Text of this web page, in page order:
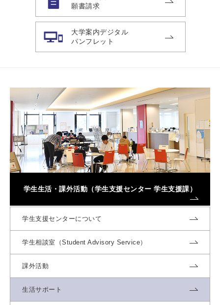
願書請求
大学案内デジタル
パンフレット
学生生活・課外活動（学生支援センター 学生支援課）
学生支援センターについて
学生相談室（Student Advisory Service）
課外活動
生活サポート